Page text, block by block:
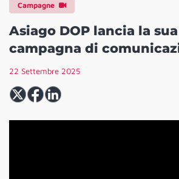
Campagne
Asiago DOP lancia la
campagna di
22 Settembre 2025